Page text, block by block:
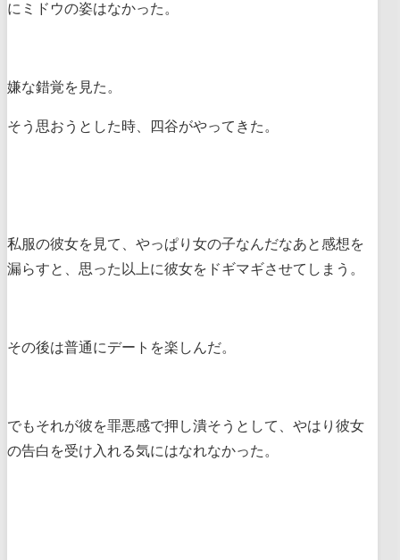
にミドウの姿はなかった。
嫌な錯覚を見た。
そう思おうとした時、四谷がやってきた。
私服の彼女を見て、やっぱり女の子なんだなあと感想を
漏らすと、思った以上に彼女をドギマギさせてしまう。
その後は普通にデートを楽しんだ。
でもそれが彼を罪悪感で押し潰そうとして、やはり彼女
の告白を受け入れる気にはなれなかった。